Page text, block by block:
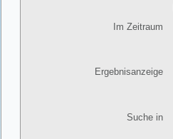
Im Zeitraum
Ergebnisanzeige
Suche in